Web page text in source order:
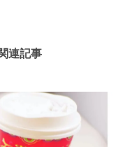
連記事